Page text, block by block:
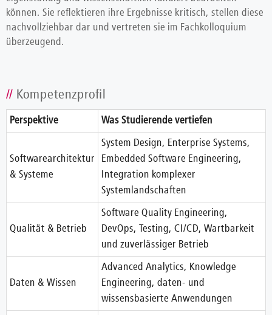
können. Sie reflektieren ihre Ergebnisse kritisch, stellen diese
nachvollziehbar dar und vertreten sie im Fachkolloquium
überzeugend.
Kompetenzprofil
Perspektive Was Studierende vertiefen
Softwarearchitektur
& Systeme
System Design, Enterprise Systems,
Embedded Software Engineering,
Integration komplexer
Systemlandschaften
Qualität & Betrieb
Software Quality Engineering,
DevOps, Testing, CI/CD, Wartbarkeit
und zuverlässiger Betrieb
Daten & Wissen
Advanced Analytics, Knowledge
Engineering, daten- und
wissensbasierte Anwendungen